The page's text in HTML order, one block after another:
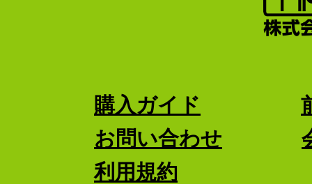
購入ガイド
お問い合わせ
利用規約